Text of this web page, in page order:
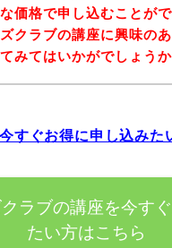
価格で申し込むことが
クラブの講座に興味の
みてはいかがでしょうか
すぐお得に申し込みた
ラブの講座を今す
たい方はこちら